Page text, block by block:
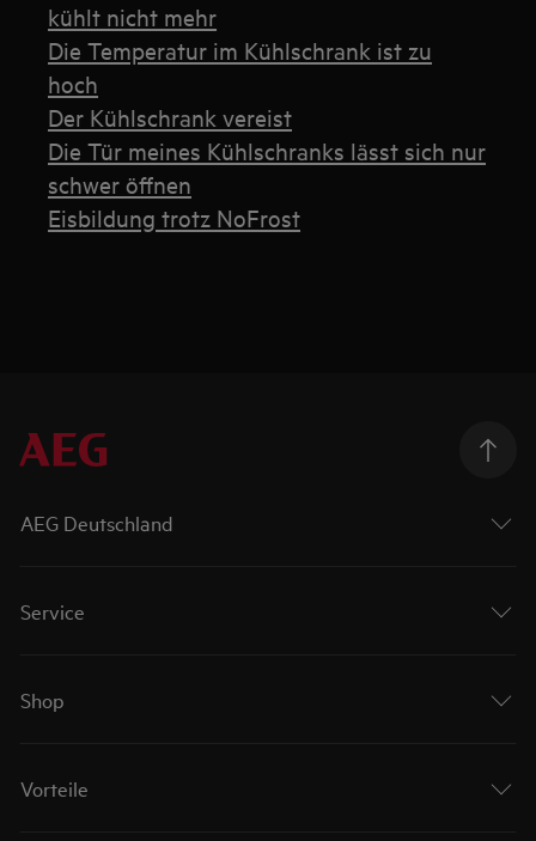
kühlt nicht mehr
Die Temperatur im Kühlschrank ist zu
hoch
Der Kühlschrank vereist
Die Tür meines Kühlschranks lässt sich nur
schwer öffnen
Eisbildung trotz NoFrost
AEG Deutschland
Service
Shop
Vorteile